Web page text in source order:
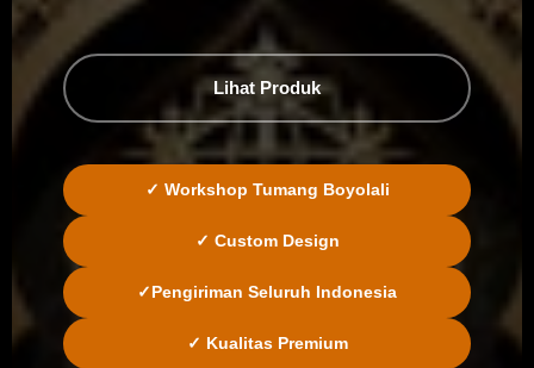
Lihat Produk
✓ Workshop Tumang Boyolali
✓ Custom Design
✓Pengiriman Seluruh Indonesia
✓ Kualitas Premium